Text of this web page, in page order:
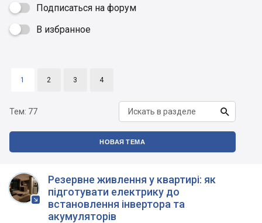
Подписаться на форум
 В избранное
1 2 3 4
Тем: 77 
НОВАЯ ТЕМА
Резервне живлення у квартирі: як
підготувати електрику до
встановлення інвертора та
акумуляторів